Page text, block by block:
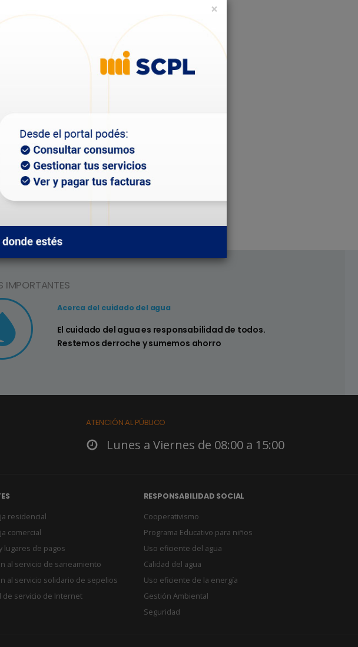
de los
de
sistema
se
son las
teniendo
Consejo Nº3
Controlar si hay pérdidas en los sistemas sanitarios de
su hogar
IMPORTANTES
Acerca del cuidado del agua
El cuidado del agua es responsabilidad de todos.
Restemos derroche y sumemos ahorro
ATENCIÓN AL PÚBLICO
Lunes a Viernes de 08:00 a 15:00
residencial
comercial
lugares de pagos
al servicio de saneamiento
al servicio solidario de sepelios
de servicio de Internet
RESPONSABILIDAD SOCIAL
Cooperativismo
Programa Educativo para niños
Uso eficiente del agua
Calidad del agua
Uso eficiente de la energía
Gestión Ambiental
Seguridad
×